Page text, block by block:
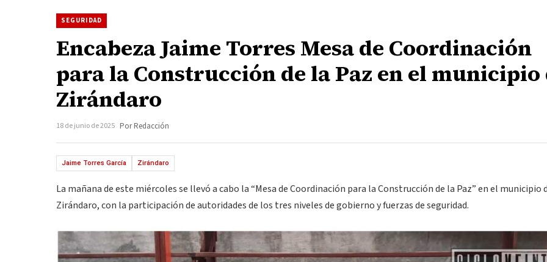
SEGURIDAD
Encabeza Jaime Torres Mesa de Coordinación
para la Construcción de la Paz en el municipio
Zirándaro
18 de junio de 2025 Por Redacción
Jaime Torres García Zirándaro
La mañana de este miércoles se llevó a cabo la “Mesa de Coordinación para la Construcción de la Paz” en el municipio
Zirándaro, con la participación de autoridades de los tres niveles de gobierno y fuerzas de seguridad.